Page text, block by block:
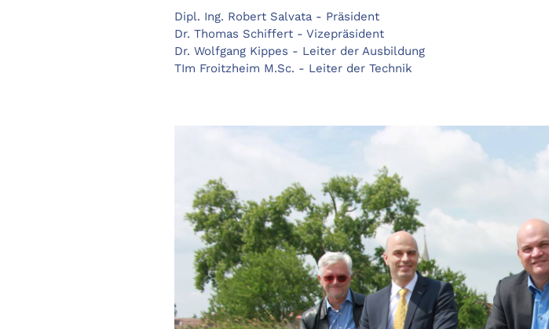
Dipl. Ing. Robert Salvata - Präsident
Dr. Thomas Schiffert - Vizepräsident
Dr. Wolfgang Kippes - Leiter der Ausbildung
TIm Froitzheim M.Sc. - Leiter der Technik